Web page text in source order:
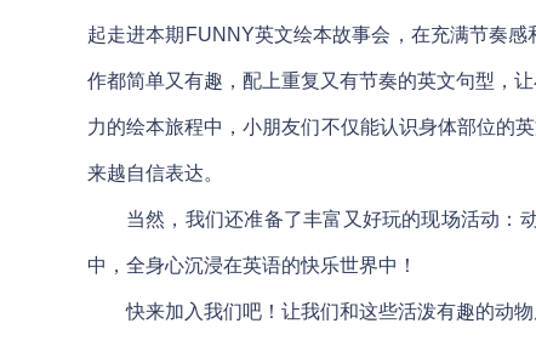
起走进本期FUNNY英文绘本故事会，在充满节奏
作都简单又有趣，配上重复又有节奏的英文句型，
力的绘本旅程中，小朋友们不仅能认识身体部位的
来越自信表达。
当然，我们还准备了丰富又好玩的现场活动
中，全身心沉浸在英语的快乐世界中！
快来加入我们吧！让我们和这些活泼有趣的动